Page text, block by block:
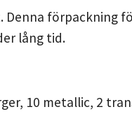
Denna förpackning
lång tid.
10 metallic, 2